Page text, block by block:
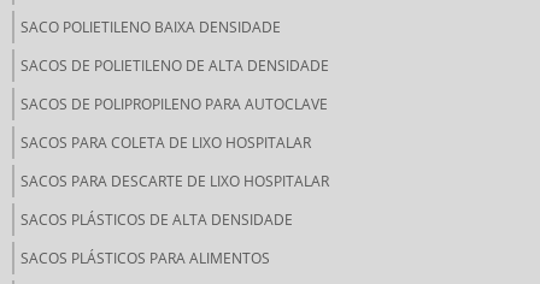
SACO POLIETILENO BAIXA DENSIDADE
SACOS DE POLIETILENO DE ALTA DENSIDADE
SACOS DE POLIPROPILENO PARA AUTOCLAVE
SACOS PARA COLETA DE LIXO HOSPITALAR
SACOS PARA DESCARTE DE LIXO HOSPITALAR
SACOS PLÁSTICOS DE ALTA DENSIDADE
SACOS PLÁSTICOS PARA ALIMENTOS